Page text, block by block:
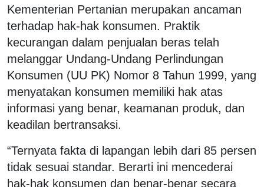
Kementerian Pertanian merupakan ancaman
terhadap hak-hak konsumen. Praktik
kecurangan dalam penjualan beras telah
melanggar Undang-Undang Perlindungan
Konsumen (UU PK) Nomor 8 Tahun 1999, yang
menyatakan konsumen memiliki hak atas
informasi yang benar, keamanan produk, dan
keadilan bertransaksi.
“Ternyata fakta di lapangan lebih dari 85 persen
tidak sesuai standar. Berarti ini mencederai
hak-hak konsumen dan benar-benar secara